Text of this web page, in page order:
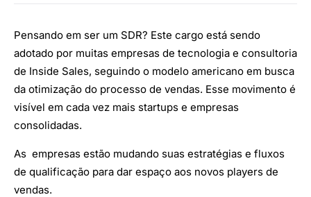
Pensando em ser um SDR? Este cargo está sendo
adotado por muitas empresas de tecnologia e consultoria
de Inside Sales, seguindo o modelo americano em busca
da otimização do processo de vendas. Esse movimento é
visível em cada vez mais startups e empresas
consolidadas.
As empresas estão mudando suas estratégias e fluxos
de qualificação para dar espaço aos novos players de
vendas.